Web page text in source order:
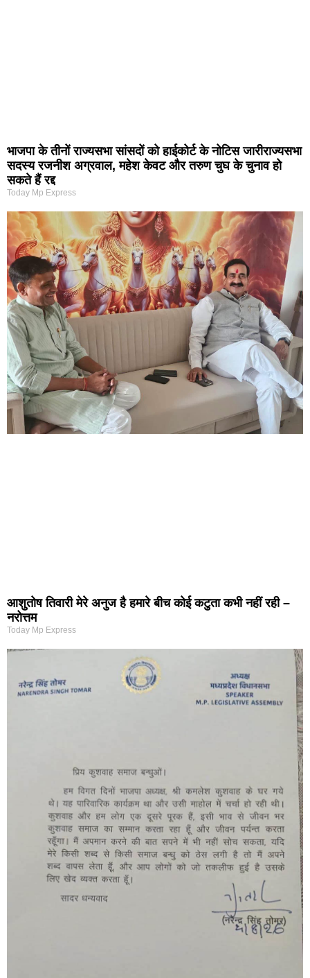
भाजपा के तीनों राज्यसभा सांसदों को हाईकोर्ट के नोटिस जारीराज्यसभा
सदस्य रजनीश अग्रवाल, महेश केवट और तरुण चुघ के चुनाव हो
सकते हैं रद्द
Today Mp Express
आशुतोष तिवारी मेरे अनुज है हमारे बीच कोई कटुता कभी नहीं रही –
नरोत्तम
Today Mp Express